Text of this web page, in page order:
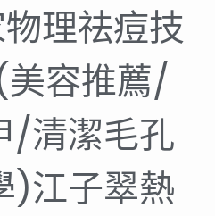
理祛痘技
容推薦/
/清潔毛孔
)江子翠熱